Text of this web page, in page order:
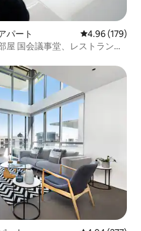
パート レビュー179
4.96 (179)
屋 国会議事堂、レストラン、
。